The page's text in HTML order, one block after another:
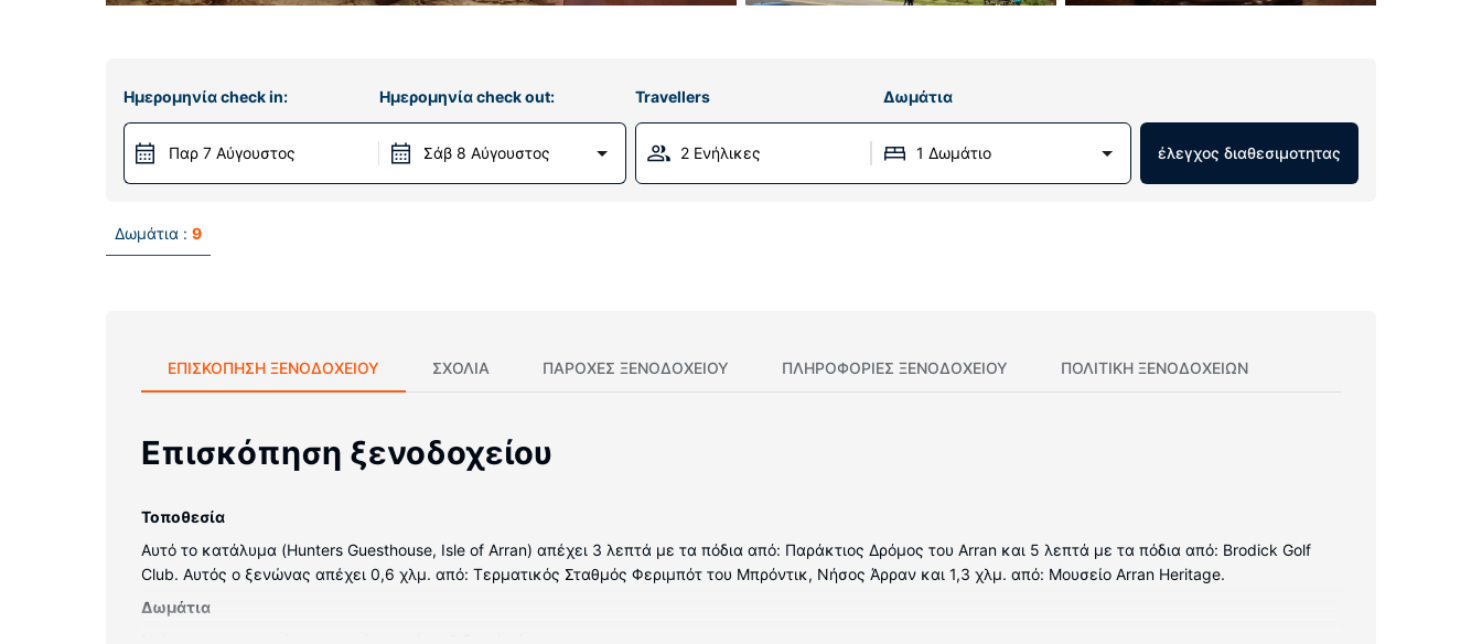
Ημερομηνία check in:
Παρ 7 Αύγουστος
Ημερομηνία check out:
Σάβ 8 Αύγουστος
Travellers Δωμάτια
2 Ενήλικες 1 Δωμάτιο έλεγχος διαθεσιμοτητας
Δωμάτια : 9
ΕΠΙΣΚΌΠΗΣΗ ΞΕΝΟΔΟΧΕΊΟΥ ΣΧΌΛΙΑ ΠΑΡΟΧΕΣ ΞΕΝΟΔΟΧΕΙΟΥ ΠΛΗΡΟΦΟΡΊΕΣ ΞΕΝΟΔΟΧΕΊΟΥ ΠΟΛΙΤΙΚΗ ΞΕΝΟΔΟΧΕΊΩΝ
Επισκόπηση ξενοδοχείου
Τοποθεσία
Αυτό το κατάλυμα (Hunters Guesthouse, Isle of Arran) απέχει 3 λεπτά με τα πόδια από: Παράκτιος Δρόμος του Arran και 5 λεπτά με τα πόδια από: Brodick Golf
Club. Αυτός ο ξενώνας απέχει 0,6 χλμ. από: Τερματικός Σταθμός Φεριμπότ του Μπρόντικ, Νήσος Άρραν και 1,3 χλμ. από: Μουσείο Arran Heritage.
Δωμάτια